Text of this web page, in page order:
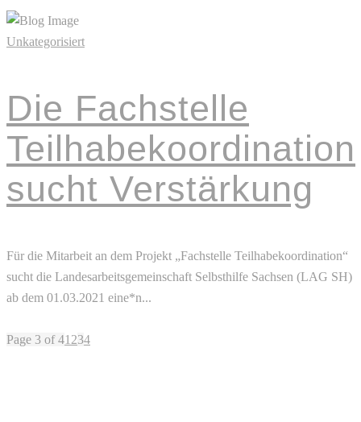
Unkategorisiert
Die Fachstelle
Teilhabekoordination
sucht Verstärkung
Für die Mitarbeit an dem Projekt „Fachstelle Teilhabekoordination“
sucht die Landesarbeitsgemeinschaft Selbsthilfe Sachsen (LAG SH)
ab dem 01.03.2021 eine*n...
Page 3 of 41234